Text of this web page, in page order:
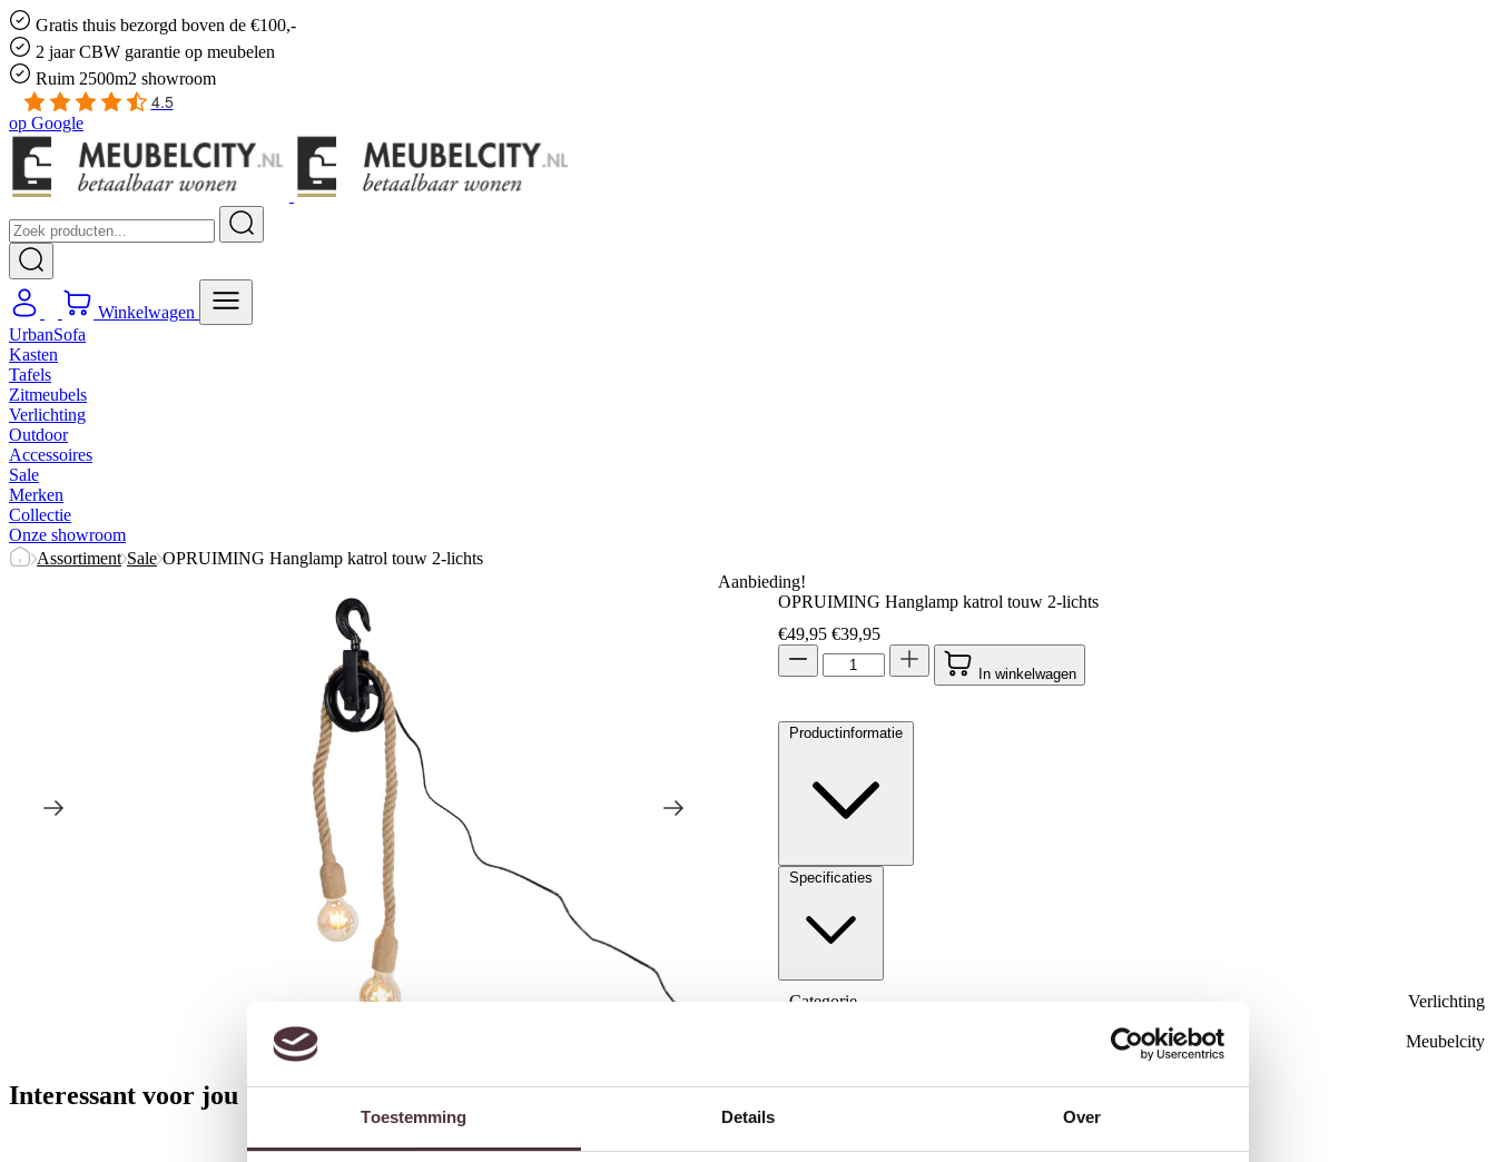
Toestemming Details Over
Gratis thuis bezorgd boven de €100,-
2 jaar CBW garantie op meubelen
Ruim 2500m2 showroom
4.5
op Google
Winkelwagen
UrbanSofa
Kasten
Tafels
Zitmeubels
Verlichting
Outdoor
Accessoires
Sale
Merken
Collectie
Onze showroom
Assortiment Sale OPRUIMING Hanglamp katrol touw 2-lichts
Aanbieding!
OPRUIMING Hanglamp katrol touw 2-lichts
€49,95 Oorspronkelijke prijs was: €49,95.
€39,95Huidige prijs is: €39,95.
In winkelwagen
Productinformatie
Specificaties
Categorie Verlichting
Meubelcity
thuis bezorgd boven de €100,-
Interessant voor jou